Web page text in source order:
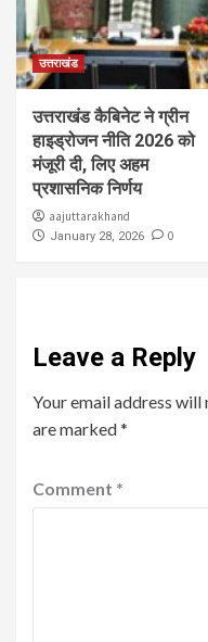
उत्तराखंड
उत्तराखंड कैबिनेट ने ग्रीन
हाइड्रोजन नीति 2026 को
मंजूरी दी, लिए अहम
प्रशासनिक निर्णय
aajuttarakhand
January 28, 2026 0
Leave a Reply
Your email address will
are marked*
Comment *